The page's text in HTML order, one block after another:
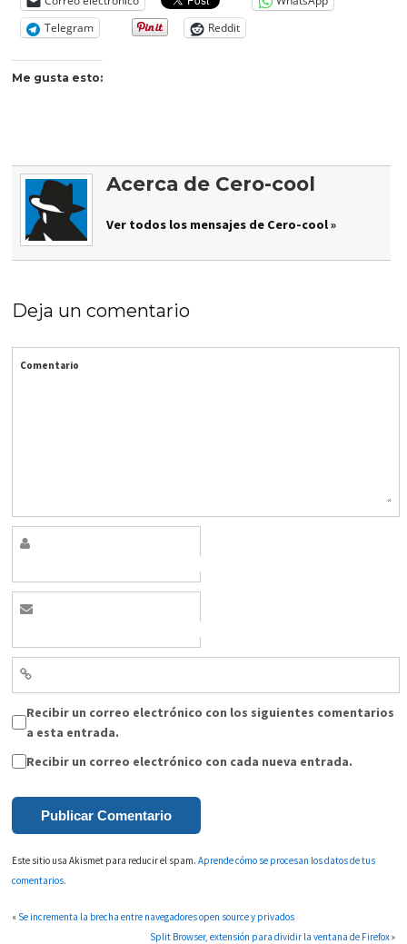
Telegram
Reddit
Me gusta esto:
Acerca de Cero-cool
Ver todos los mensajes de Cero-cool »
Deja un comentario
Comentario
Recibir un correo electrónico con los siguientes comentarios
a esta entrada.
Recibir un correo electrónico con cada nueva entrada.
Este sitio usa Akismet para reducir el spam.Aprende cómo se procesan los datos de tus
comentarios.
« Se incrementa la brecha entre navegadores open source y privados
Split Browser, extensión para dividir la ventana de Firefox»